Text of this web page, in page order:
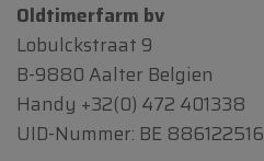
Oldtimerfarm bv
Lobulckstraat 9
B-9880 Aalter Belgien
Handy +32(0) 472 401338
UID-Nummer: BE 886122516